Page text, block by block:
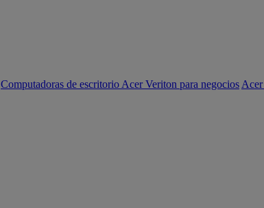
Computadoras de escritorio Acer Veriton para negocios